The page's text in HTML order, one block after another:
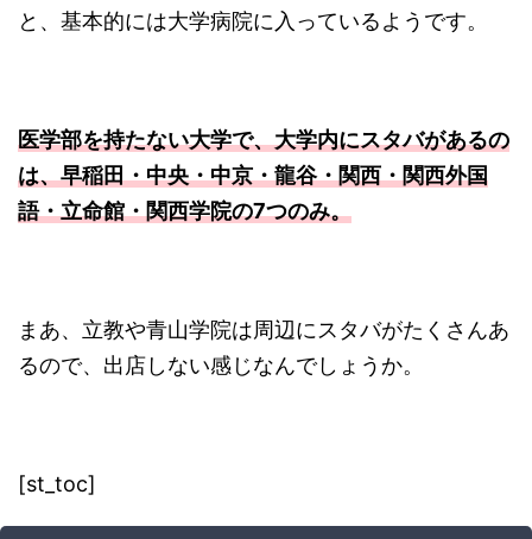
と、基本的には大学病院に入っているようです。
医学部を持たない大学で、大学内にスタバがあるの
は、早稲田・中央・中京・龍谷・関西・関西外国
語・立命館・関西学院の7つのみ。
まあ、立教や青山学院は周辺にスタバがたくさんあ
るので、出店しない感じなんでしょうか。
[st_toc]